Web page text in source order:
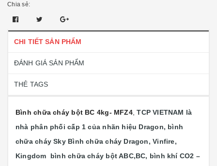
Chia sẻ:
CHI TIẾT SẢN PHẨM
ĐÁNH GIÁ SẢN PHẨM
THẺ TAGS
Bình chữa cháy bột BC 4kg- MFZ4,TCP VIETNAM là
nhà phân phối cấp 1 của nhãn hiệu Dragon, bình
chữa cháy Sky Bình chữa cháy Dragon, Vinfire,
Kingdom bình chữa cháy bột ABC,BC, bình khí CO2 –